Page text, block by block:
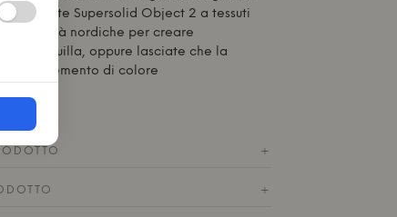
Abbinate Supersolid Object 2 a tessuti
in tonalità nordiche per creare
e tranquilla, oppure lasciate che la
forte elemento di colore
+
+